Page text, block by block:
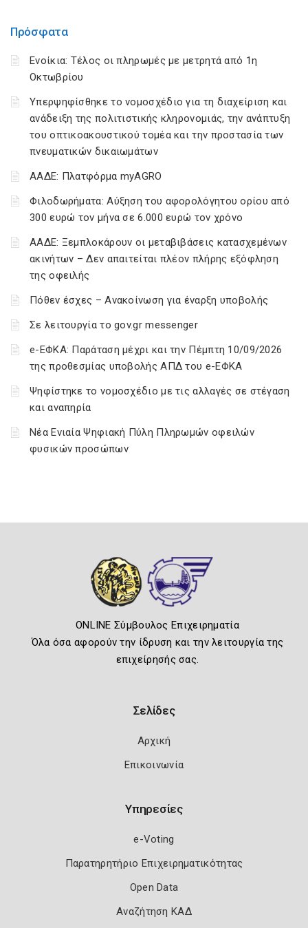
Πρόσφατα
Ενοίκια: Τέλος οι πληρωμές με μετρητά από 1η
Οκτωβρίου
Υπερψηφίσθηκε το νομοσχέδιο για τη διαχείριση και
ανάδειξη της πολιτιστικής κληρονομιάς, την ανάπτυξη
του οπτικοακουστικού τομέα και την προστασία των
πνευματικών δικαιωμάτων
ΑΑΔΕ: Πλατφόρμα myAGRO
Φιλοδωρήματα: Αύξηση του αφορολόγητου ορίου από
300 ευρώ τον μήνα σε 6.000 ευρώ τον χρόνο
ΑΑΔΕ: Ξεμπλοκάρουν οι μεταβιβάσεις κατασχεμένων
ακινήτων – Δεν απαιτείται πλέον πλήρης εξόφληση
της οφειλής
Πόθεν έσχες – Ανακοίνωση για έναρξη υποβολής
Σε λειτουργία το gov.gr messenger
e-ΕΦΚΑ: Παράταση μέχρι και την Πέμπτη 10/09/2026
της προθεσμίας υποβολής ΑΠΔ του e-ΕΦΚΑ
Ψηφίστηκε το νομοσχέδιο με τις αλλαγές σε στέγαση
και αναπηρία
Νέα Ενιαία Ψηφιακή Πύλη Πληρωμών οφειλών
φυσικών προσώπων
ONLINE Σύμβουλος Επιχειρηματία
Όλα όσα αφορούν την ίδρυση και την λειτουργία της
επιχείρησής σας.
Σελίδες
Αρχική
Επικοινωνία
Υπηρεσίες
e-Voting
Παρατηρητήριο Επιχειρηματικότητας
Open Data
Αναζήτηση ΚΑΔ